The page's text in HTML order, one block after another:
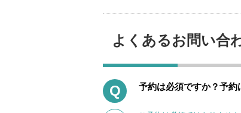
よくあるお問い合
Q 予約は必須ですか？予約